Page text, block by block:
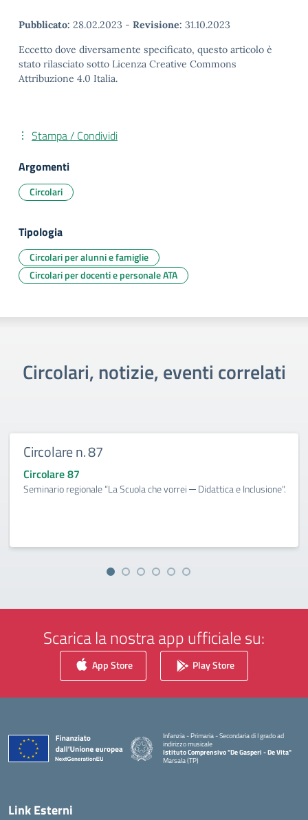
Pubblicato: 28.02.2023 - Revisione: 31.10.2023
Eccetto dove diversamente specificato, questo articolo è
stato rilasciato sotto Licenza Creative Commons
Attribuzione 4.0 Italia.
Stampa / Condividi
Argomenti
Circolari
Tipologia
Circolari per alunni e famiglie
Circolari per docenti e personale ATA
Circolari, notizie, eventi correlati
Circolare n. 87
Circolare 87
Seminario regionale “La Scuola che vorrei ─ Didattica e Inclusione".
Scarica la nostra app ufficiale su:
App Store Play Store
Infanzia - Primaria - Secondaria di I grado ad
indirizzo musicale
Istituto Comprensivo "De Gasperi - De Vita"
Marsala (TP)
Link Esterni